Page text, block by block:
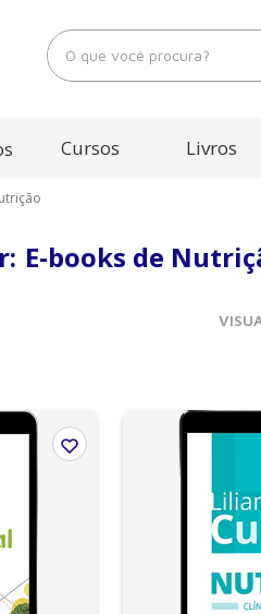
O que você procura?
Cursos Livros
E-books de